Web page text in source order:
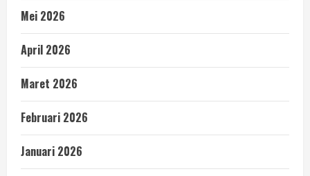
Mei 2026
April 2026
Maret 2026
Februari 2026
Januari 2026